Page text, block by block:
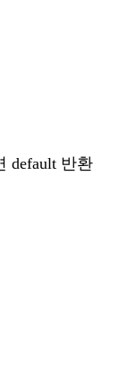
default 반환